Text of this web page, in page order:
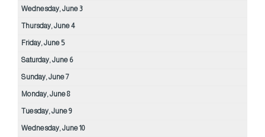
Wednesday,June3
Thursday,June4
Friday,June 5
Saturday,June 6
Sunday,June7
Monday,June8
Tuesday,June9
Wednesday,June10